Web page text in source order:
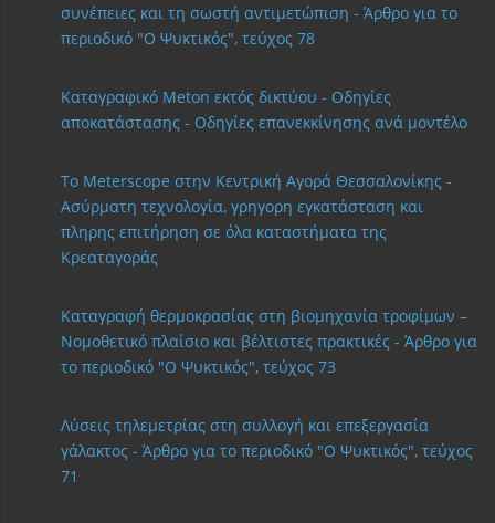
συνέπειες και τη σωστή αντιμετώπιση - Άρθρο για το
περιοδικό "Ο Ψυκτικός", τεύχος 78
Καταγραφικό Meton εκτός δικτύου - Οδηγίες
αποκατάστασης - Οδηγίες επανεκκίνησης ανά μοντέλο
Το Meterscope στην Κεντρική Αγορά Θεσσαλονίκης -
Ασύρματη τεχνολογία, γρηγορη εγκατάσταση και
πληρης επιτήρηση σε όλα καταστήματα της
Κρεαταγοράς
Καταγραφή θερμοκρασίας στη βιομηχανία τροφίμων –
Νομοθετικό πλαίσιο και βέλτιστες πρακτικές - Άρθρο για
το περιοδικό "Ο Ψυκτικός", τεύχος 73
Λύσεις τηλεμετρίας στη συλλογή και επεξεργασία
γάλακτος - Άρθρο για το περιοδικό "Ο Ψυκτικός", τεύχος
71